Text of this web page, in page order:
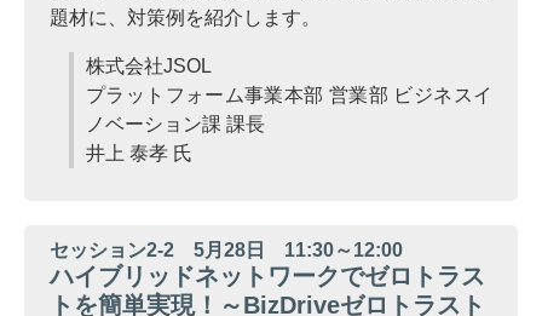
題材に、対策例を紹介します。
株式会社JSOL
プラットフォーム事業本部 営業部 ビジネスイ
ノベーション課 課長
井上 泰孝 氏
セッション2-2 5月28日 11:30～12:00
ハイブリッドネットワークでゼロトラス
トを簡単実現！～BizDriveゼロトラスト